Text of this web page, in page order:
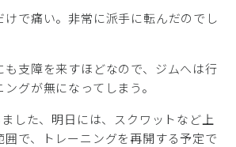
で痛い。非常に派手に転んだのでし
も支障を来すほどなので、ジムへは行
グが無になってしまう。
した、明日には、スクワットなど上
で、トレーニングを再開する予定で